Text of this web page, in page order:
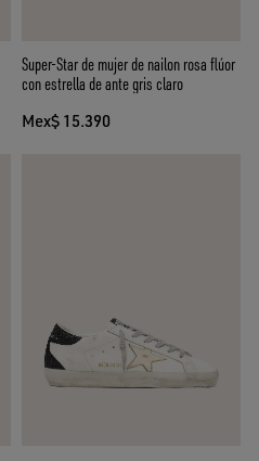
Super-Star de mujer de nailon rosa flúor
con estrella de ante gris claro
Mex$ 15.390